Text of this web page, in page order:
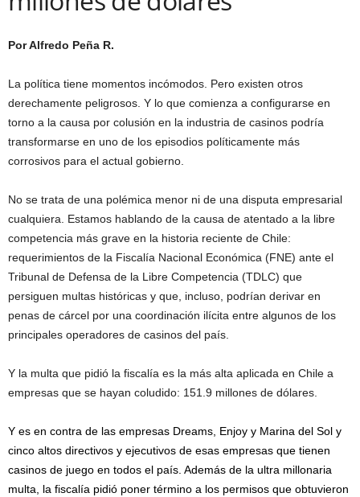
Por Alfredo Peña R.
La política tiene momentos incómodos. Pero existen otros
derechamente peligrosos. Y lo que comienza a configurarse en
torno a la causa por colusión en la industria de casinos podría
transformarse en uno de los episodios políticamente más
corrosivos para el actual gobierno.
No se trata de una polémica menor ni de una disputa empresarial
cualquiera. Estamos hablando de la causa de atentado a la libre
competencia más grave en la historia reciente de Chile:
requerimientos de la Fiscalía Nacional Económica (FNE) ante el
Tribunal de Defensa de la Libre Competencia (TDLC) que
persiguen multas históricas y que, incluso, podrían derivar en
penas de cárcel por una coordinación ilícita entre algunos de los
principales operadores de casinos del país.
Y la multa que pidió la fiscalía es la más alta aplicada en Chile a
empresas que se hayan coludido: 151.9 millones de dólares.
Y es en contra de las empresas Dreams, Enjoy y Marina del Sol y
cinco altos directivos y ejecutivos de esas empresas que tienen
casinos de juego en todos el país. Además de la ultra millonaria
multa, la fiscalía pidió poner término a los permisos que obtuvieron